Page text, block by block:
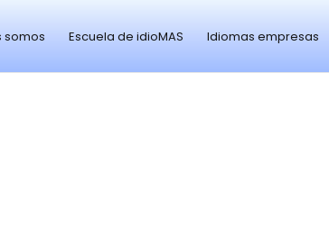
somos Escuela de idioMAS Idiomas empresas